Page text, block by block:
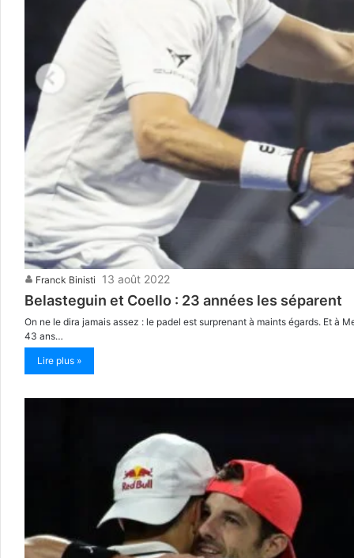
Franck Binisti 13 août 2022
Belasteguin et Coello : 23 années les séparent
On ne le dira jamais assez : le padel est surprenant à maints égards. Et à
43 ans…
Lire plus »